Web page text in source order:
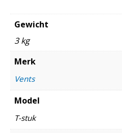
Gewicht
3 kg
Merk
Vents
Model
T-stuk